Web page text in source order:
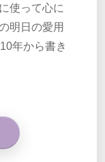
使って心に
明日の愛用
年から書き